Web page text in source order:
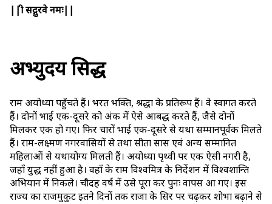
||श्री सद्गुरवे नमः||
अभ्युदय सिद्ध
राम अयोध्या पहुँचते हैं। भरत भक्ति, श्रद्धा के प्रतिरूप हैं। वे स्वागत करते
हैं। दोनों भाई एक-दूसरे को अंक में ऐसे आबद्ध करते हैं, जैसे दोनों
मिलकर एक हो गए। फिर चारों भाई एक-दूसरे से यथा सम्मानपूर्वक मिलते
हैं। राम-लक्ष्मण नगरवासियों से तथा सीता सास एवं अन्य सम्मानित
महिलाओं से यथायोग्य मिलती हैं। अयोध्या पृथ्वी पर एक ऐसी नगरी है,
जहाँ युद्ध नहीं हुआ है। वहाँ के राम विश्वमित्र के निर्देशन में विश्वशान्ति
अभियान में निकले। चौदह वर्ष में उसे पूरा कर पुनः वापस आ गए। इस
राज्य का राजमुकुट इतने दिनों तक राजा के सिर पर चढ़कर शोभा बढ़ाने से